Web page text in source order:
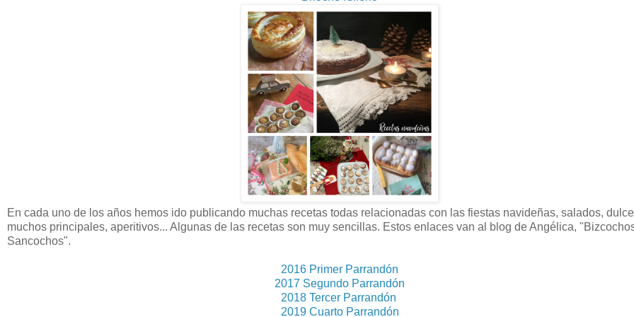
En cada uno de los años hemos ido publicando muchas recetas todas relacionadas con las fiestas navideñas, salados,
muchos principales, aperitivos... Algunas de las recetas son muy sencillas. Estos enlaces van al blog de Angélica,
Sancochos".
2016 Primer Parrandón
2017 Segundo Parrandón
2018 Tercer Parrandón
2019 Cuarto Parrandón